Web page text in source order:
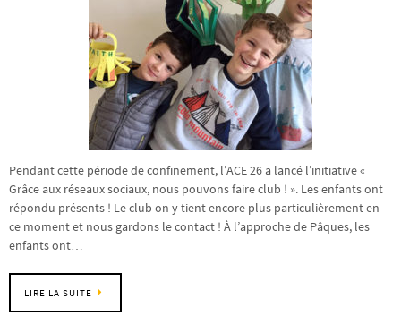
Pendant cette période de confinement, l’ACE 26 a lancé l’initiative «
Grâce aux réseaux sociaux, nous pouvons faire club ! ». Les enfants ont
répondu présents ! Le club on y tient encore plus particulièrement en
ce moment et nous gardons le contact ! À l’approche de Pâques, les
enfants ont…
LIRE LA SUITE